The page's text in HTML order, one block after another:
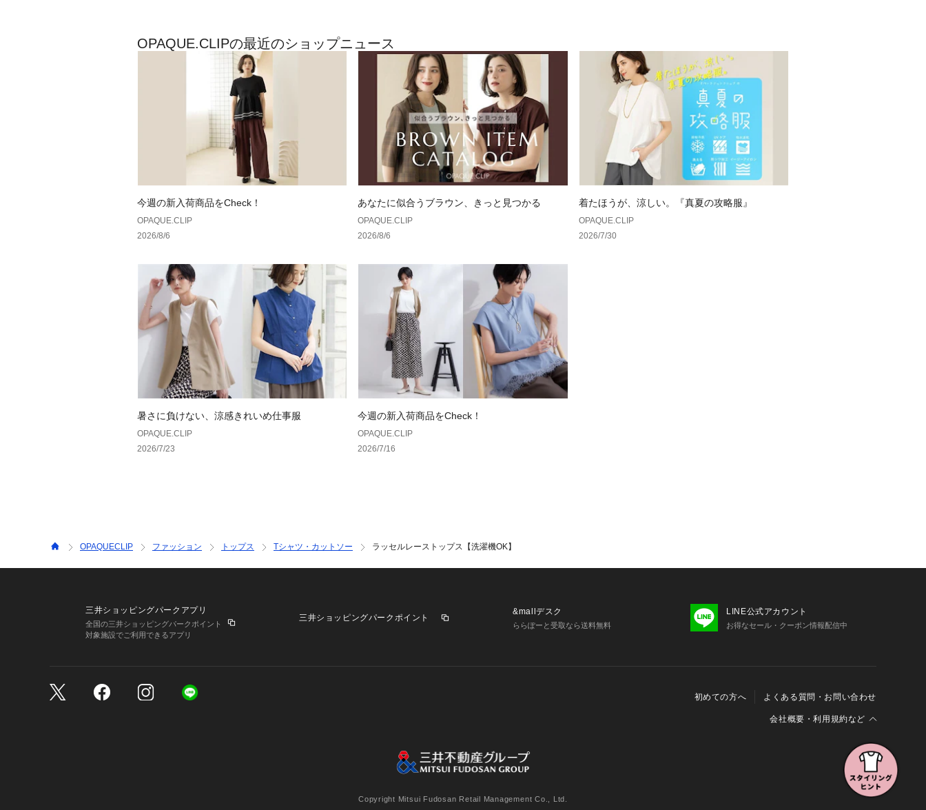
OPAQUE.CLIPの最近のショップニュース
今週の新入荷商品をCheck！
OPAQUE.CLIP
2026/8/6
あなたに似合うブラウン、きっと見つかる
OPAQUE.CLIP
2026/8/6
着たほうが、涼しい。『真夏の攻略服』
OPAQUE.CLIP
2026/7/30
暑さに負けない、涼感きれいめ仕事服
OPAQUE.CLIP
2026/7/23
今週の新入荷商品をCheck！
OPAQUE.CLIP
2026/7/16
OPAQUECLIP ファッション トップス Tシャツ・カットソー ラッセルレーストップス【洗濯機OK】
三井ショッピングパークアプリ
全国の三井ショッピングパークポイント
対象施設でご利用できるアプリ
三井ショッピングパークポイント
&mallデスク
ららぽーと受取なら送料無料
LINE公式アカウント
お得なセール・クーポン情報配信中
初めての方へ よくある質問・お問い合わせ
会社概要・利用規約など
特定商取引に関する法律に基づく表示
個人情報保護方針 個人情報の取り扱いについて
Cookieおよびアクセスログについて
三井不動産グループ ソーシャルメディアガイドライン
Copyright Mitsui Fudosan Retail Management Co., Ltd.